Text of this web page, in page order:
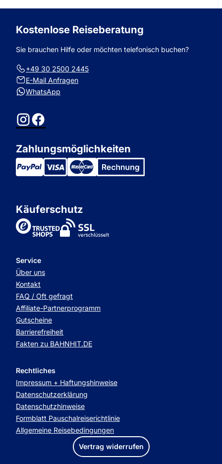
Kostenlose Reiseberatung
Sie brauchen Hilfe oder möchten telefonisch buchen?
+49 30 2500 2445
E-Mail Anfragen
WhatsApp
InstagramFacebook
Zahlungsmöglichkeiten
Käuferschutz
TrustedShops
Service
Über uns
Kontakt
FAQ / Oft gefragt
Affiliate-Partnerprogramm
Gutscheine
Barrierefreiheit
Fakten zu BAHNHIT.DE
Rechtliches
Impressum + Haftungshinweise
Datenschutzerklärung
Datenschutzhinweise
Formblatt Pauschalreiserichtlinie
Allgemeine Reisebedingungen
Vertrag widerrufen